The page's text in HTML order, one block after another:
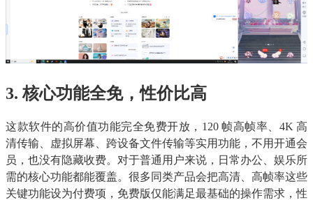
3. 核心功能全免，性价比高
这款软件的高价值功能完全免费开放，120 帧高帧率、4K 高
清传输、虚拟屏幕、跨设备文件传输等实用功能，不用开通会
员，也没有隐藏收费。对于普通用户来说，日常办公、娱乐所
需的核心功能都能覆盖。很多同类产品会把高清、高帧率这些
关键功能设为付费项，免费版仅能满足最基础的操作需求，性